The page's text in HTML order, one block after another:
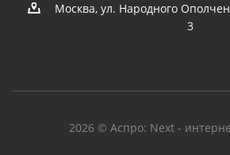
Москва, ул. Народного
3
2026 © Аспро: Next -